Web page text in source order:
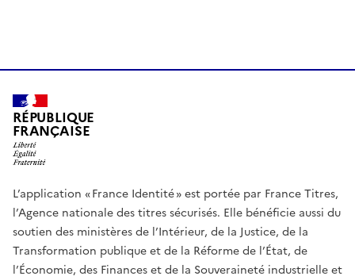
RÉPUBLIQUE
FRANÇAISE
L’application « France Identité » est portée par France Titres,
l’Agence nationale des titres sécurisés. Elle bénéficie aussi du
soutien des ministères de l’Intérieur, de la Justice, de la
Transformation publique et de la Réforme de l’État, de
l’Économie, des Finances et de la Souveraineté industrielle et